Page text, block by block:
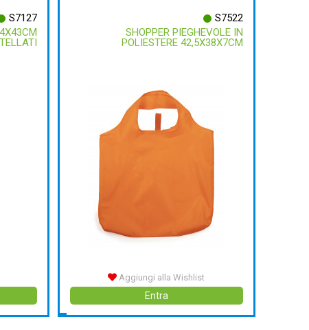
S7127
S7522
SHOPPER PIEGHEVOLE IN
POLIESTERE 42,5X38X7CM
Aggiungi alla Wishlist
Entra